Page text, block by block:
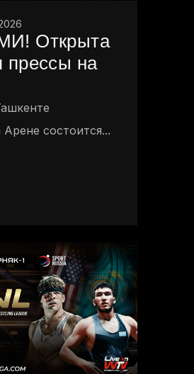
Открыта
прессы на
состоится...